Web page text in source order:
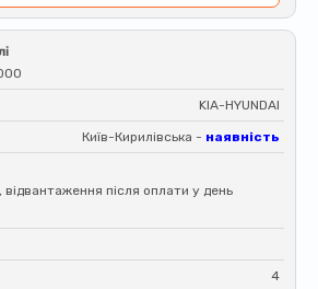
KIA-HYUNDAI
Київ-Кирилівська - наявність
після оплати у день
4